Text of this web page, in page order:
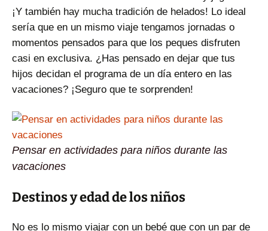
¡Y también hay mucha tradición de helados! Lo ideal
sería que en un mismo viaje tengamos jornadas o
momentos pensados para que los peques disfruten
casi en exclusiva. ¿Has pensado en dejar que tus
hijos decidan el programa de un día entero en las
vacaciones? ¡Seguro que te sorprenden!
Pensar en actividades para niños durante las
vacaciones
Destinos y edad de los niños
No es lo mismo viajar con un bebé que con un par de